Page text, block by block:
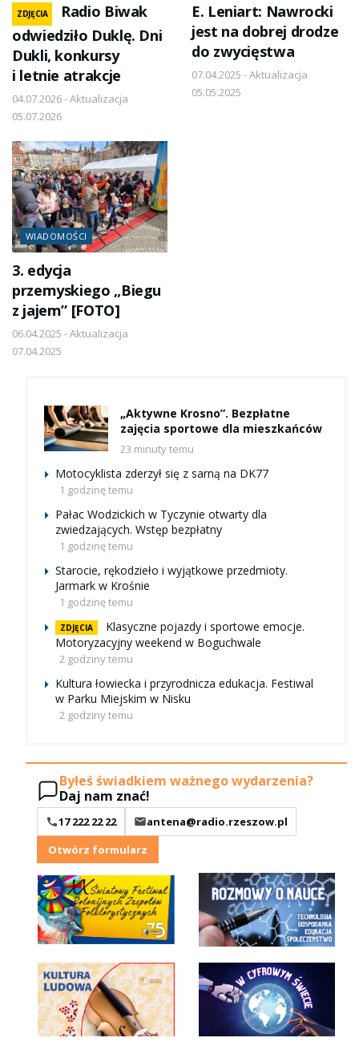
ZDJĘCIA
Radio Biwak
odwiedziło Duklę. Dni
Dukli, konkursy
i letnie atrakcje
04.07.2026 - Aktualizacja
05.07.2026
E. Leniart: Nawrocki
jest na dobrej drodze
do zwycięstwa
07.04.2025 - Aktualizacja
05.05.2025
WIADOMOŚCI
3. edycja
przemyskiego „Biegu
z jajem” [FOTO]
06.04.2025 - Aktualizacja
07.04.2025
„Aktywne Krosno”. Bezpłatne
zajęcia sportowe dla mieszkańców
23 minuty temu
Motocyklista zderzył się z sarną na DK77
1 godzinę temu
Pałac Wodzickich w Tyczynie otwarty dla
zwiedzających. Wstęp bezpłatny
1 godzinę temu
Starocie, rękodzieło i wyjątkowe przedmioty.
Jarmark w Krośnie
1 godzinę temu
ZDJĘCIA
Klasyczne pojazdy i sportowe emocje.
Motoryzacyjny weekend w Boguchwale
2 godziny temu
Kultura łowiecka i przyrodnicza edukacja. Festiwal
w Parku Miejskim w Nisku
2 godziny temu
Byłeś świadkiem ważnego wydarzenia?
Daj nam znać!
17 222 22 22
antena@radio.rzeszow.pl
Otwórz formularz